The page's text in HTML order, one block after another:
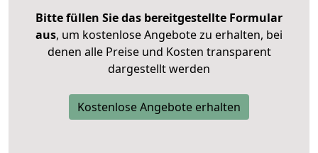
Bitte füllen Sie das bereitgestellte Formular
aus, um kostenlose Angebote zu erhalten, bei
denen alle Preise und Kosten transparent
dargestellt werden
Kostenlose Angebote erhalten